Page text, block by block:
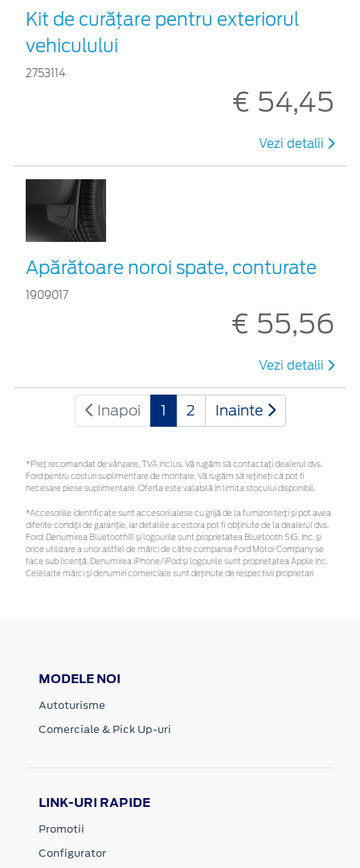
Kit de curățare pentru exteriorul
vehiculului
2753114
€ 54,45
Vezi detalii
Apărătoare noroi spate, conturate
1909017
€ 55,56
Vezi detalii
Inapoi 1 2 Inainte
*Preţ recomandat de vânzare, TVA inclus. Vă rugăm să contactaţi dealerul dvs.
Ford pentru costuri suplimentare de montare. Vă rugăm să rețineți că pot fi
necesare piese suplimentare. Oferta este valabilă în limita stocului disponibil.
*Accesoriile identificate sunt accesorii alese cu grijă de la furnizori terți și pot avea
diferite condiții de garanție, iar detaliile acestora pot fi obținute de la dealerul dvs.
Ford. Denumirea Bluetooth® și logourile sunt proprietatea Bluetooth SIG, Inc. și
orice utilizare a unor astfel de mărci de către compania Ford Motor Company se
face sub licență. Denumirea iPhone/iPod și logourile sunt proprietatea Apple Inc.
Celelalte mărci și denumiri comerciale sunt deținute de respectivii proprietari
MODELE NOI
Autoturisme
Comerciale & Pick Up-uri
LINK-URI RAPIDE
Promotii
Configurator